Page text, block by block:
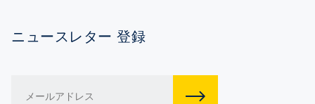
ニュースレター 登録